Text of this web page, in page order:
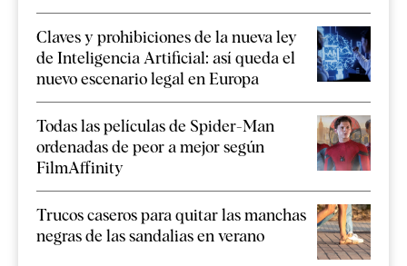
Claves y prohibiciones de la nueva ley
de Inteligencia Artificial: así queda el
nuevo escenario legal en Europa
Todas las películas de Spider-Man
ordenadas de peor a mejor según
FilmAffinity
Trucos caseros para quitar las manchas
negras de las sandalias en verano